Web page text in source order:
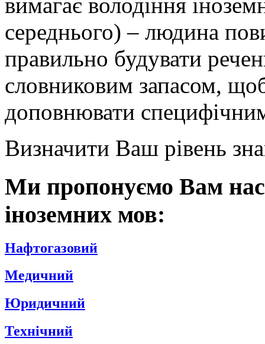
середнього) – людина
правильно будувати
словниковим запасом,
доповнювати
Визначити Ваш рівень
Ми пропонуємо Вам
іноземних мов:
Нафтогазовий
Медичний
Юридичний
Технічний